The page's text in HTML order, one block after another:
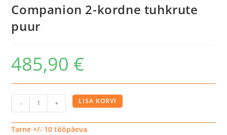
Companion 2-kordne tuhkrute
puur
485,90 €
Companion
2-
kordne
- + LISA KORVI
Tarne +/- 10 tööpäeva